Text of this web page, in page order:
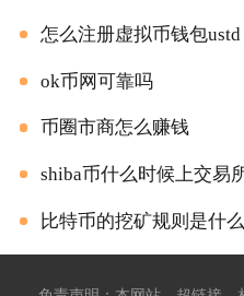
怎么注册虚拟币钱包ustd
ok币网可靠吗
币圈市商怎么赚钱
shiba币什么时候上交易
比特币的挖矿规则是什么